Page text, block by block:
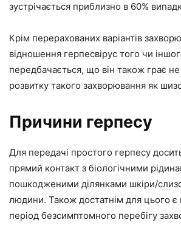
зустрічається приблизно в 60%
Крім перерахованих варіантів
відношення герпесвірус того чи
передбачається, що він також грає
розвитку такого захворювання як
Причини герпесу
Для передачі простого герпесу
прямий контакт з біологічними
пошкодженими ділянками шкіри/
людини. Також достатнім для цього є
період безсимптомного перебігу